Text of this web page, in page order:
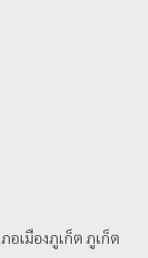
อเมืองภูเก็ต ภูเก็ต